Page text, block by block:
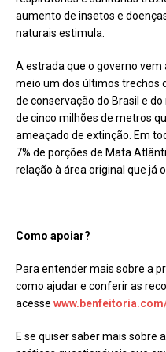
aumento de insetos e
naturais estimula.
A estrada que o governo
meio um dos últimos trechos
de conservação do Brasil e
de cinco milhões de metros
ameaçado de extinção. Em
7% de porções de Mata
relação à área original que já
Como apoiar?
Para entender mais sobre a
como ajudar e conferir as
acesse
E se quiser saber mais sobre